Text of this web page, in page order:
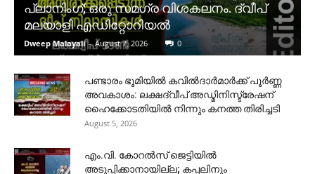
പ്ലാനിംഗ്; ഒരു സമഗ്ര വിശകലനം. ദ്വീപ്
മലയാളി എഡിറ്റോറിയൽ
Dweep Malayali - August 7, 2026 0
പണ്ടാരം ഭൂമിയിൽ കവിൽദാർമാർക്ക് പൂർണ്ണ
അവകാശം: ലക്ഷദ്വീപ് അഡ്മിനിസ്ട്രേഷന്
ഹൈക്കോടതിയിൽ നിന്നും കനത്ത തിരിച്ചടി
August 5, 2026
​എം.വി. കോറൽസ് ജെട്ടിയിൽ
അടുപ്പിക്കാനായില്ല; കപ്പലിനും